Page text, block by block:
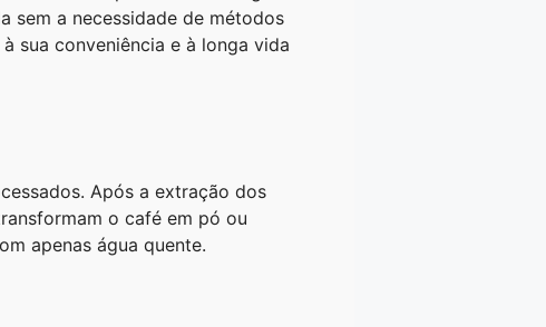
sem a necessidade de métodos
sua conveniência e à longa vida
Após a extração dos
o café em pó ou
apenas água quente.